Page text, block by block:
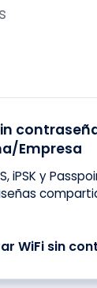
Empresa
iPSK y
WiFi sin